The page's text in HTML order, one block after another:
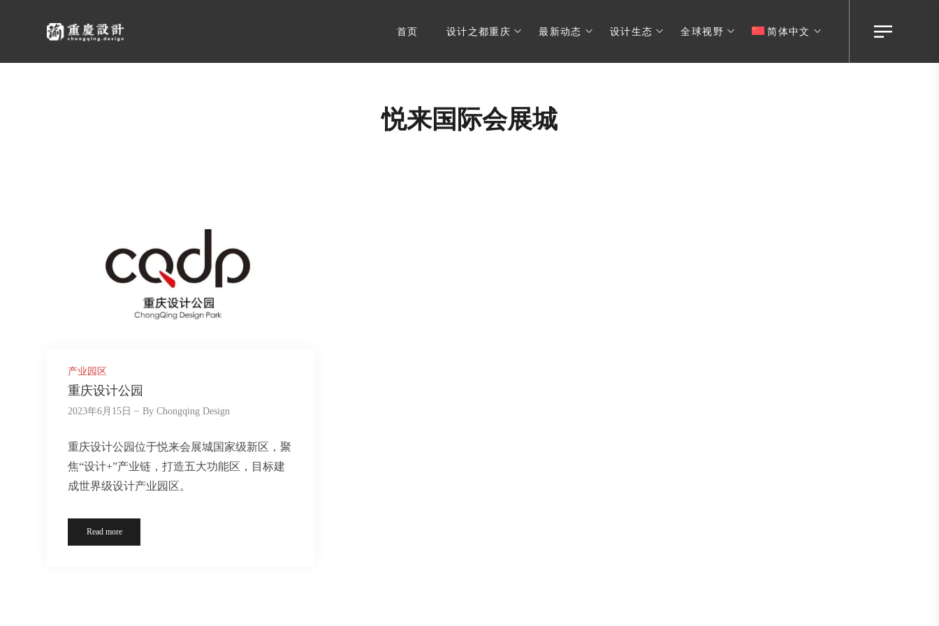
首页 设计之都重庆 最新动态 设计生态 全球视野 简体中文
悦来国际会展城
产业园区
重庆设计公园
2023年6月15日 By Chongqing Design
重庆设计公园位于悦来会展城国家级新区，聚
焦“设计+”产业链，打造五大功能区，目标建
成世界级设计产业园区。
Read more